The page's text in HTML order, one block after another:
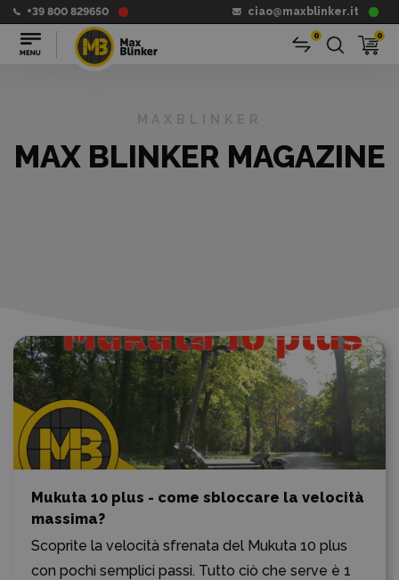
+39 800 829650 ciao@maxblinker.it
0 0
MAX BLINKER MAGAZINE
Mukuta 10 plus - come sbloccare la velocità
massima?
Scoprite la velocità sfrenata del Mukuta 10 plus
con pochi semplici passi. Tutto ciò che serve è 1